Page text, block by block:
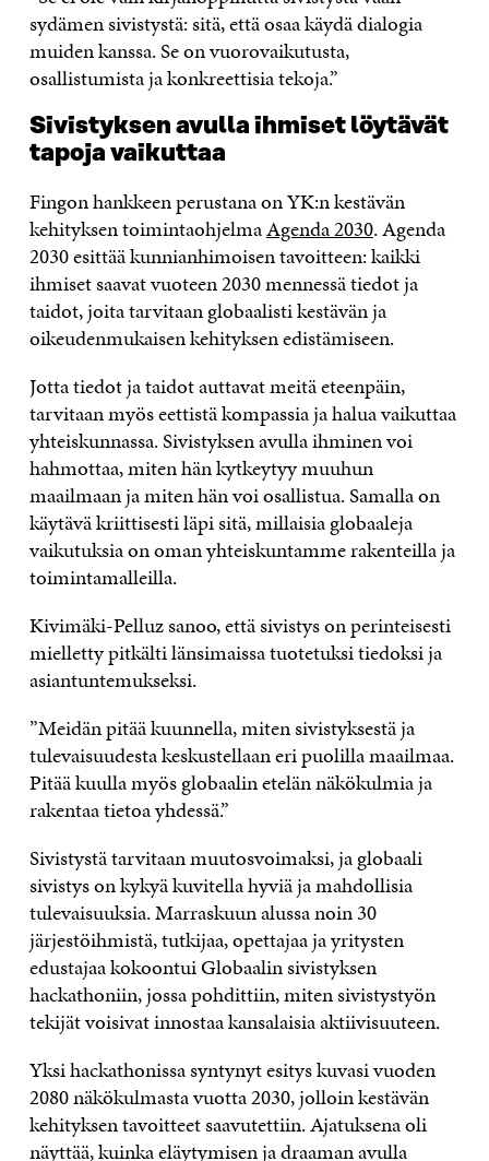
sydämen sivistystä: sitä, että osaa käydä dialogia
muiden kanssa. Se on vuorovaikutusta,
osallistumista ja konkreettisia tekoja.”
Sivistyksen avulla ihmiset löytävät
tapoja vaikuttaa
Fingon hankkeen perustana on YK:n kestävän
kehityksen toimintaohjelmaAgenda 2030. Agenda
2030 esittää kunnianhimoisen tavoitteen: kaikki
ihmiset saavat vuoteen 2030 mennessä tiedot ja
taidot, joita tarvitaan globaalisti kestävän ja
oikeudenmukaisen kehityksen edistämiseen.
Jotta tiedot ja taidot auttavat meitä eteenpäin,
tarvitaan myös eettistä kompassia ja halua vaikuttaa
yhteiskunnassa. Sivistyksen avulla ihminen voi
hahmottaa, miten hän kytkeytyy muuhun
maailmaan ja miten hän voi osallistua. Samalla on
käytävä kriittisesti läpi sitä, millaisia globaaleja
vaikutuksia on oman yhteiskuntamme rakenteilla ja
toimintamalleilla.
Kivimäki-Pelluz sanoo, että sivistys on perinteisesti
mielletty pitkälti länsimaissa tuotetuksi tiedoksi ja
asiantuntemukseksi.
”Meidän pitää kuunnella, miten sivistyksestä ja
tulevaisuudesta keskustellaan eri puolilla maailmaa.
Pitää kuulla myös globaalin etelän näkökulmia ja
rakentaa tietoa yhdessä.”
Sivistystä tarvitaan muutosvoimaksi, ja globaali
sivistys on kykyä kuvitella hyviä ja mahdollisia
tulevaisuuksia. Marraskuun alussa noin 30
järjestöihmistä, tutkijaa, opettajaa ja yritysten
edustajaa kokoontui Globaalin sivistyksen
hackathoniin, jossa pohdittiin, miten sivistystyön
tekijät voisivat innostaa kansalaisia aktiivisuuteen.
Yksi hackathonissa syntynyt esitys kuvasi vuoden
2080 näkökulmasta vuotta 2030, jolloin kestävän
kehityksen tavoitteet saavutettiin. Ajatuksena oli
näyttää, kuinka eläytymisen ja draaman avulla